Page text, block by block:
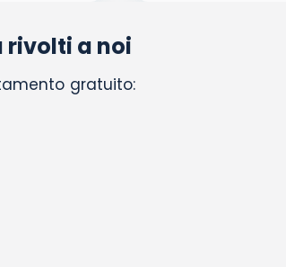
rivolti a noi
gratuito: